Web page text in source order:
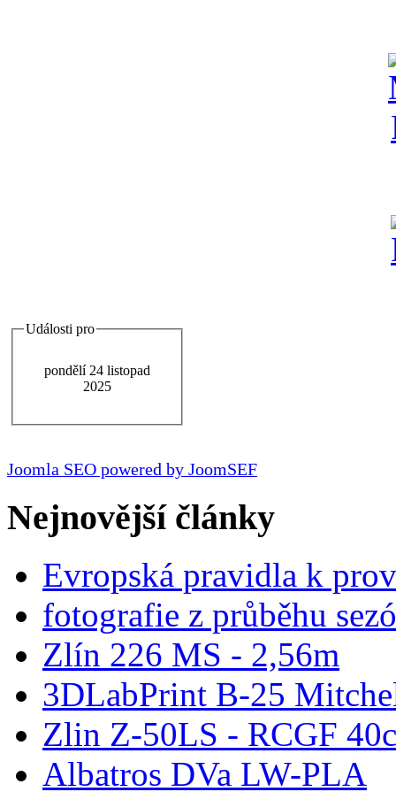
Události pro
pondělí 24 listopad
2025
Joomla SEO powered by JoomSEF
Nejnovější články
Evropská pravidla k
fotografie z průběhu
Zlín 226 MS - 2,56m
3DLabPrint B-25
Zlin Z-50LS - RCGF
Albatros DVa LW-PLA